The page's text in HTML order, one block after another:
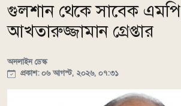
গুলশান থেকে সাবেক এমপি
আখতারুজ্জামান গ্রেপ্তার
অনলাইন ডেস্ক
প্রকাশ: ০৬ আগস্ট, ২০২৬, ০৭:৩১